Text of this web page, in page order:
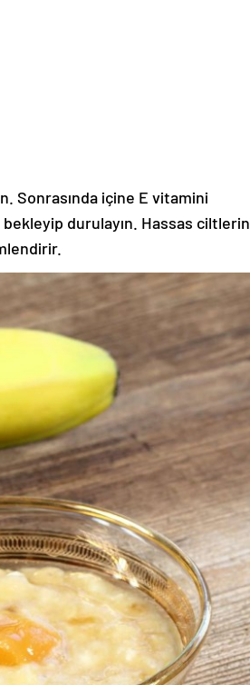
Sonrasında içine E vitamini
durulayın. Hassas ciltlerin